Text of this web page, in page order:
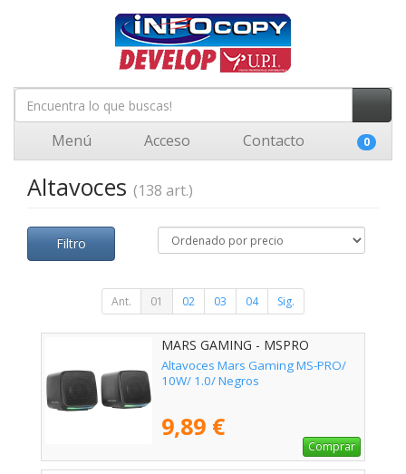
Menú Acceso Contacto 0
Altavoces (138 art.)
Filtro
Ant. 01 02 03 04 Sig.
MARS GAMING - MSPRO
Altavoces Mars Gaming MS-PRO/
10W/ 1.0/ Negros
9,89 €
Comprar